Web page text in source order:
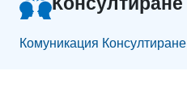
Комуникация Консултиране